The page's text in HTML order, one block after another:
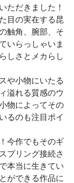
ただきました！
目の実在する昆
触角、腕部、そ
いらっしゃいま
しさとメカらし
や小物にいたる
溢れる質感のウ
物によってその
るのも注目ポイ
今作でもそのギ
プリング接続さ
本当に生きてい
ができる作品に